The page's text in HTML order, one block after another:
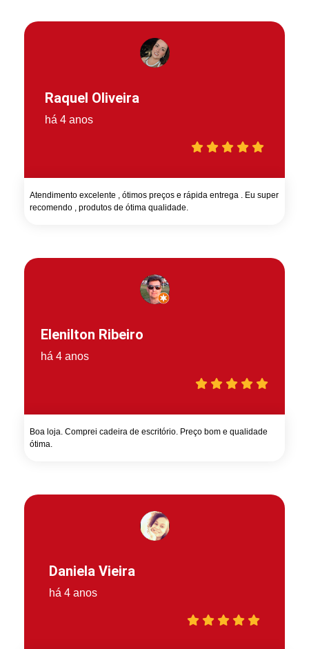
Raquel Oliveira
há 4 anos
Atendimento excelente , ótimos preços e rápida entrega . Eu super
recomendo , produtos de ótima qualidade.
Elenilton Ribeiro
há 4 anos
Boa loja. Comprei cadeira de escritório. Preço bom e qualidade
ótima.
Daniela Vieira
há 4 anos